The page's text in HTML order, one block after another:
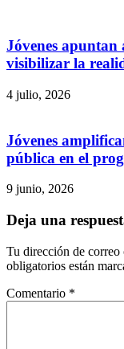
Jóvenes apuntan
visibilizar la
4 julio, 2026
Jóvenes
pública en el
9 junio, 2026
Deja una
Tu dirección de correo
obligatorios están
Comentario *